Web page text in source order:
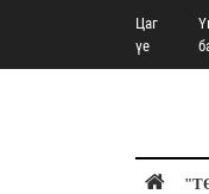
Цаг
үе